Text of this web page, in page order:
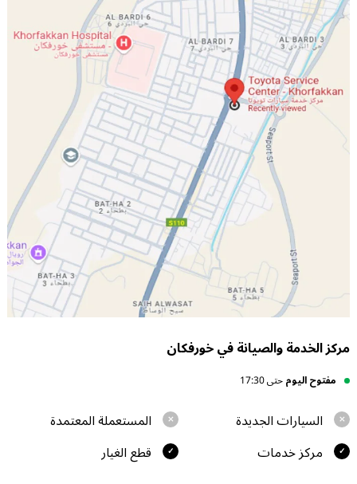
مركز الخدمة والصيانة في خورفكان
مفتوح اليومحتى 17:30
السيارات الجديدة
المستعملة المعتمدة
مركز خدمات
قطع الغيار